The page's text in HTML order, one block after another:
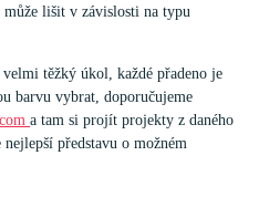
lišit v závislosti na typu
těžký úkol, každé přadeno je
barvu vybrat, doporučujeme
a tam si projít projekty z daného
představu o možném